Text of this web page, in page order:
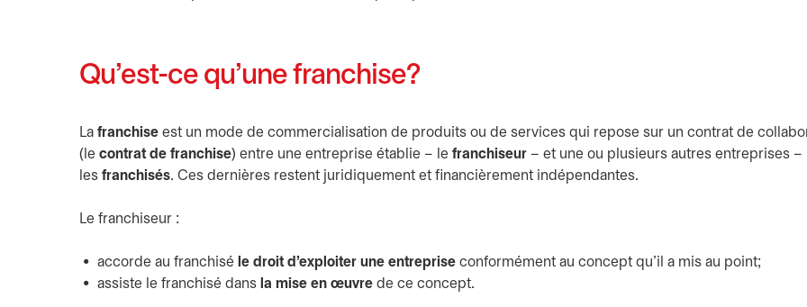
Qu’est-ce qu’une franchise?
La franchise est un mode de commercialisation de produits ou de services qui repose sur un contrat de
(le contrat de franchise) entre une entreprise établie – le franchiseur – et une ou plusieurs autres entreprises –
les franchisés. Ces dernières restent juridiquement et financièrement indépendantes.
Le franchiseur :
accorde au franchisé le droit d'exploiter une entreprise conformément au concept qu'il a mis au point;
assiste le franchisé dans la mise en œuvre de ce concept.